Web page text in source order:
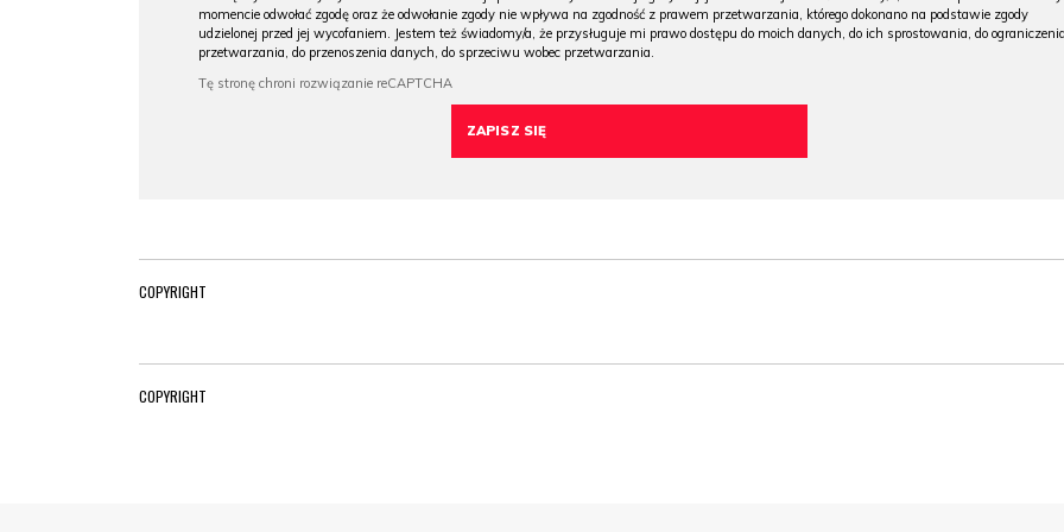
momencie odwołać zgodę oraz że odwołanie zgody nie wpływa na zgodność z prawem przetwarzania, którego dokonano na podstawie zgody
udzielonej przed jej wycofaniem. Jestem też świadomy/a, że przysługuje mi prawo dostępu do moich danych, do ich sprostowania, do
przetwarzania, do przenoszenia danych, do sprzeciwu wobec przetwarzania.
COPYRIGHT
COPYRIGHT